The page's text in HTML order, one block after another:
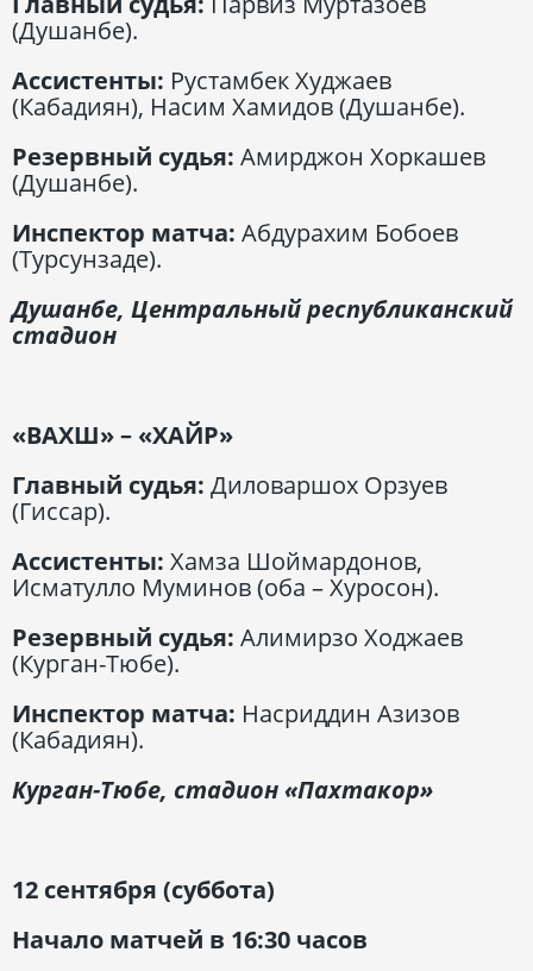
(Душанбе).
Ассистенты: Рустамбек Худжаев
(Кабадиян), Насим Хамидов (Душанбе).
Резервный судья: Амирджон Хоркашев
(Душанбе).
Инспектор матча: Абдурахим Бобоев
(Турсунзаде).
Душанбе, Центральный республиканский
стадион
«ВАХШ» – «ХАЙР»
Главный судья: Диловаршох Орзуев
(Гиссар).
Ассистенты: Хамза Шоймардонов,
Исматулло Муминов (оба – Хуросон).
Резервный судья: Алимирзо Ходжаев
(Курган-Тюбе).
Инспектор матча: Насриддин Азизов
(Кабадиян).
Курган-Тюбе, стадион «Пахтакор»
12 сентября (суббота)
Начало матчей в 16:30 часов